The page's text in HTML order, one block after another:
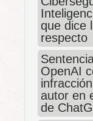
que dice
respecto
OpenAI
autor en
de